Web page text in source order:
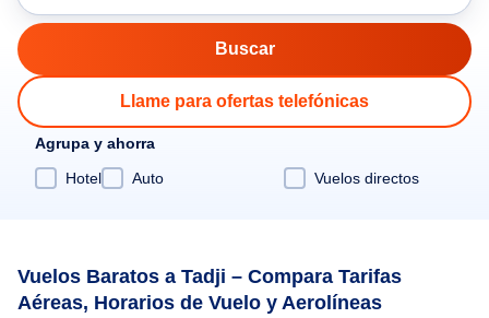
Llame para ofertas telefónicas
Agrupa y ahorra
Hotel
Auto Vuelos directos
Vuelos Baratos a Tadji – Compara Tarifas
Aéreas, Horarios de Vuelo y Aerolíneas